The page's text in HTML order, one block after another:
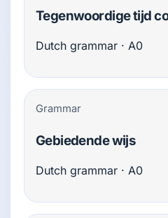
Tegenwoordige tijd
Dutch grammar · A0
Grammar
Gebiedende wijs
Dutch grammar · A0